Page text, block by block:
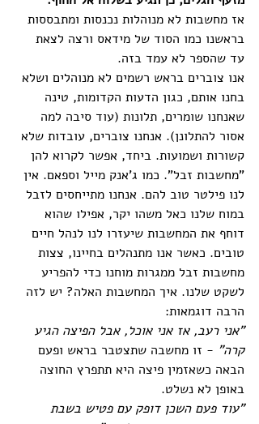
אז מחשבות לא מנוהלות נכנסות ומתבססות
בראשנו כמו הסוד של מידאס ורצה לצאת
עד שהספר לא עמד בזה.
אנו צוברים בראש רשמים לא מנוהלים ושלא
בחנו אותם, כגון הדעות הקדומות, טינה
שאנחנו שומרים, תלונות (עוד סיבה למה
אסור להתלונן). אנחנו צוברים, עובדות שלא
קשורות ושמועות. ביחד, אפשר לקרוא להן
"מחשבות זבל". כמו ג'אנק מייל וספאם. אין
לנו פילטר טוב להם. אנחנו מתייחסים לזבל
במוח שלנו כאל משהו יקר, אפילו שהוא
דוחף את המחשבות שיעזרו לנו לנהל חיים
טובים. כאשר אנו מתנהלים בחיינו, צצות
מחשבות זבל ממגרות מוחנו כדי להפריע
לשקט שלנו. איך המחשבות האלה? יש לזה
הרבה דוגמאות:
"אני רעב, אז אני אוכל, אבל הפיצה הגיע
קרה" - זו מחשבה שתצטבר בראש ופעם
הבאה כשאזמין פיצה היא תתפרץ החוצה
באופן לא נשלט.
"עוד פעם השכן דופק עם פטיש בשבת